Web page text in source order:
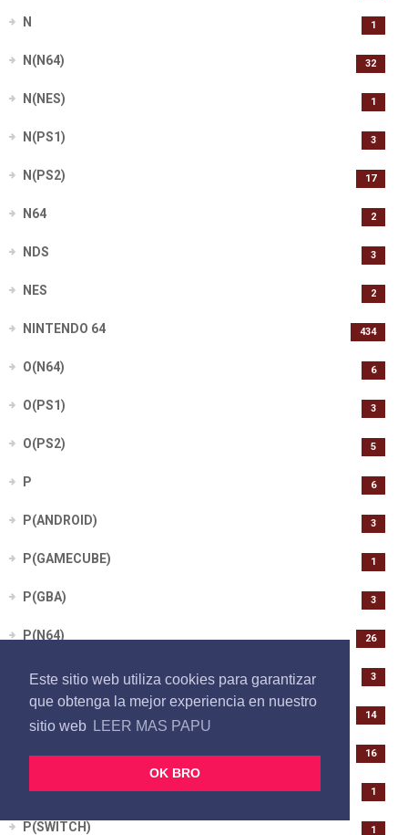
Este sitio web utiliza cookies para garantizar
que obtenga la mejor experiencia en nuestro
sitio web LEER MAS PAPU
OK BRO
N 1
N(N64) 32
N(NES) 1
N(PS1) 3
N(PS2) 17
N64 2
NDS 3
NES 2
NINTENDO 64 434
O(N64) 6
O(PS1) 3
O(PS2) 5
P 6
P(ANDROID) 3
P(GAMECUBE) 1
P(GBA) 3
P(N64) 26
P(NINTENDO DS) 3
P(PS1) 14
16
P(PSP) 1
P(SWITCH) 1